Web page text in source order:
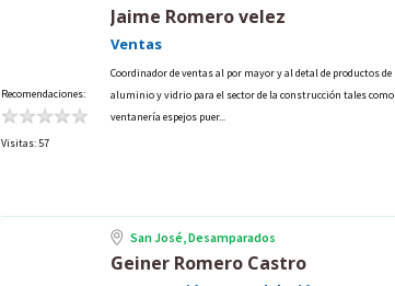
Recomendaciones:
Visitas: 57
Jaime Romero velez
Ventas
Coordinador de ventas al por mayor y al detal de productos de
aluminio y vidrio para el sector de la construcción tales como
ventanería espejos puer...
San José, Desamparados
Geiner Romero Castro